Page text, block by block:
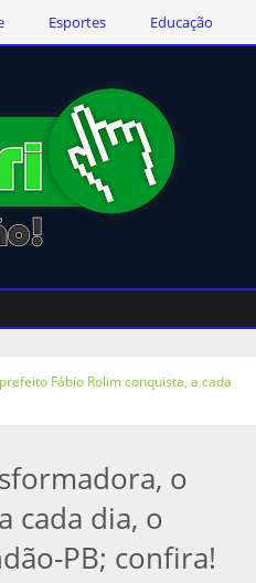
Esportes Educação
Fábio Rolim conquista, a cada
o
cada dia, o
PB; confira!